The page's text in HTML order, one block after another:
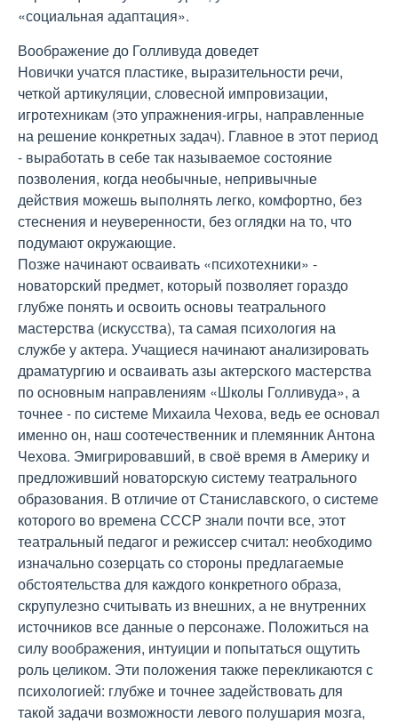
«социальная адаптация».
Воображение до Голливуда доведет
Новички учатся пластике, выразительности речи,
четкой артикуляции, словесной импровизации,
игротехникам (это упражнения-игры, направленные
на решение конкретных задач). Главное в этот период
- выработать в себе так называемое состояние
позволения, когда необычные, непривычные
действия можешь выполнять легко, комфортно, без
стеснения и неуверенности, без оглядки на то, что
подумают окружающие.
Позже начинают осваивать «психотехники» -
новаторский предмет, который позволяет гораздо
глубже понять и освоить основы театрального
мастерства (искусства), та самая психология на
службе у актера. Учащиеся начинают анализировать
драматургию и осваивать азы актерского мастерства
по основным направлениям «Школы Голливуда», а
точнее - по системе Михаила Чехова, ведь ее основал
именно он, наш соотечественник и племянник Антона
Чехова. Эмигрировавший, в своё время в Америку и
предложивший новаторскую систему театрального
образования. В отличие от Станиславского, о системе
которого во времена СССР знали почти все, этот
театральный педагог и режиссер считал: необходимо
изначально созерцать со стороны предлагаемые
обстоятельства для каждого конкретного образа,
скрупулезно считывать из внешних, а не внутренних
источников все данные о персонаже. Положиться на
силу воображения, интуиции и попытаться ощутить
роль целиком. Эти положения также перекликаются с
психологией: глубже и точнее задействовать для
такой задачи возможности левого полушария мозга,